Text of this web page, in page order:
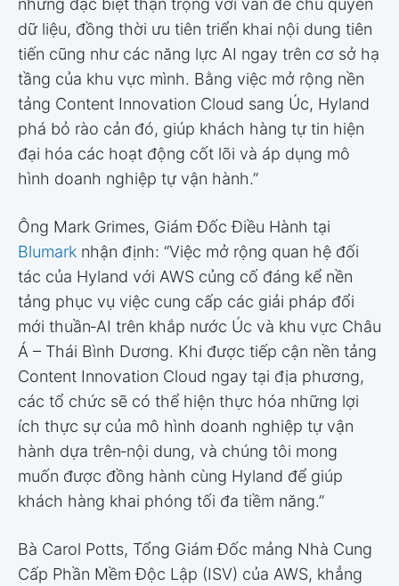
nhưng đặc biệt thận trọng với vấn đề chủ quyền
dữ liệu, đồng thời ưu tiên triển khai nội dung tiên
tiến cũng như các năng lực AI ngay trên cơ sở hạ
tầng của khu vực mình. Bằng việc mở rộng nền
tảng Content Innovation Cloud sang Úc, Hyland
phá bỏ rào cản đó, giúp khách hàng tự tin hiện
đại hóa các hoạt động cốt lõi và áp dụng mô
hình doanh nghiệp tự vận hành.”
Ông Mark Grimes, Giám Đốc Điều Hành tại
Blumark nhận định: “Việc mở rộng quan hệ đối
tác của Hyland với AWS củng cố đáng kể nền
tảng phục vụ việc cung cấp các giải pháp đổi
mới thuần‑AI trên khắp nước Úc và khu vực Châu
Á – Thái Bình Dương. Khi được tiếp cận nền tảng
Content Innovation Cloud ngay tại địa phương,
các tổ chức sẽ có thể hiện thực hóa những lợi
ích thực sự của mô hình doanh nghiệp tự vận
hành dựa trên‑nội dung, và chúng tôi mong
muốn được đồng hành cùng Hyland để giúp
khách hàng khai phóng tối đa tiềm năng.”
Bà Carol Potts, Tổng Giám Đốc mảng Nhà Cung
Cấp Phần Mềm Độc Lập (ISV) của AWS, khẳng